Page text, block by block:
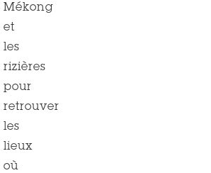
Mékong
et
les
rizières
pour
retrouver
les
lieux
où